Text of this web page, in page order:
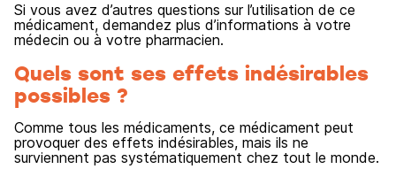
Si vous avez d’autres questions sur l’utilisation de ce
médicament, demandez plus d’informations à votre
médecin ou à votre pharmacien.
Quels sont ses effets indésirables
possibles ?
Comme tous les médicaments, ce médicament peut
provoquer des effets indésirables, mais ils ne
surviennent pas systématiquement chez tout le monde.